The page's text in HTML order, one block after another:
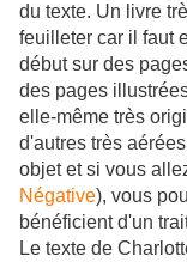
du texte. Un livre
feuilleter car il faut
début sur des
des pages
elle-même très
d'autres très
objet et si vous
Négative), vous
bénéficient d'un
Le texte de